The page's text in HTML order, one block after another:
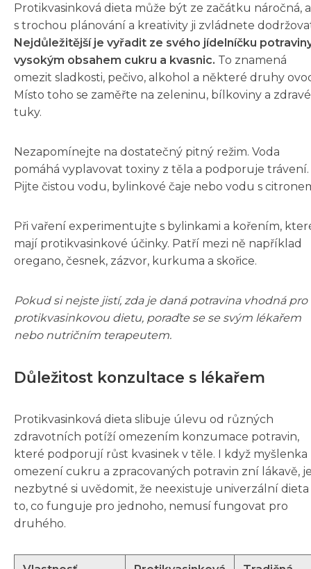
Protikvasinková dieta může být ze začátku náročná,
s trochou plánování a kreativity ji zvládnete
Nejdůležitější je vyřadit ze svého jídelníčku
vysokým obsahem cukru a kvasnic. To znamená
omezit sladkosti, pečivo, alkohol a některé druhy
Místo toho se zaměřte na zeleninu, bílkoviny a zdravé
tuky.
Nezapomínejte na dostatečný pitný režim. Voda
pomáhá vyplavovat toxiny z těla a podporuje trávení.
Pijte čistou vodu, bylinkové čaje nebo vodu s
Při vaření experimentujte s bylinkami a kořením,
mají protikvasinkové účinky. Patří mezi ně například
oregano, česnek, zázvor, kurkuma a skořice.
Pokud si nejste jistí, zda je daná potravina vhodná pro
protikvasinkovou dietu, poraďte se se svým lékařem
nebo nutričním terapeutem.
Důležitost konzultace s lékařem
Protikvasinková dieta slibuje úlevu od různých
zdravotních potíží omezením konzumace potravin,
které podporují růst kvasinek v těle. I když myšlenka
omezení cukru a zpracovaných potravin zní lákavě,
nezbytné si uvědomit, že neexistuje univerzální dieta
to, co funguje pro jednoho, nemusí fungovat pro
druhého.